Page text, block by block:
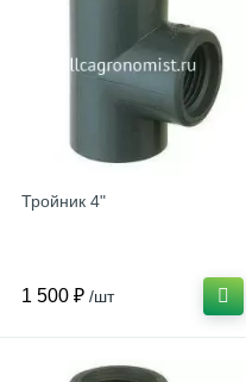
Тройник 4"
1 500 ₽ /шт